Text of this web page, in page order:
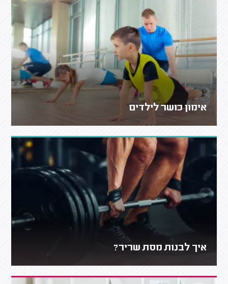
אימון כושר לילדים
איך לבנות מסת שריר?